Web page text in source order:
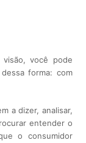
você pode
forma: com
a dizer, analisar,
entender o
o consumidor